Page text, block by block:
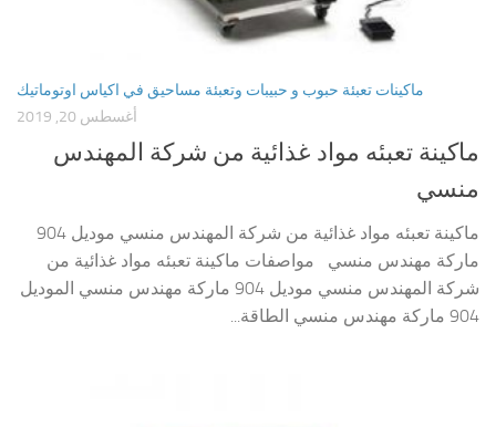
ماكينات تعبئة حبوب و حبيبات وتعبئة مساحيق في اكياس اوتوماتيك
أغسطس 20, 2019
ماكينة تعبئه مواد غذائية من شركة المهندس
منسي
ماكينة تعبئه مواد غذائية من شركة المهندس منسي موديل 904
ماركة مهندس منسي مواصفات ماكينة تعبئه مواد غذائية من
شركة المهندس منسي موديل 904 ماركة مهندس منسي الموديل
904 ماركة مهندس منسي الطاقة...